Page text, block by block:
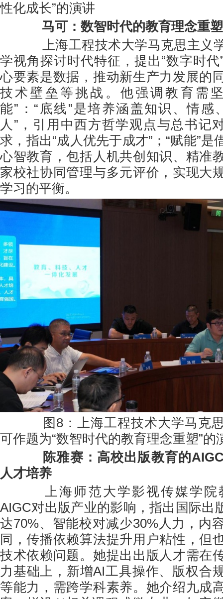
性化成长”的演讲
马可：数智时代的教育理念重塑
上海工程技术大学马克思主义
学视角探讨时代特征，提出“数字时
心要素是数据，推动新生产力发展的
技术壁垒等挑战。他强调教育需
能”：“底线”是培养涵盖知识、情感
人”，引用中西方哲学观点与总书记
求，指出“成人优先于成才”；“赋能”是
心智教育，包括人机共创知识、精准
家校社协同管理与多元评价，实现大
学习的平衡。
图8：上海工程技术大学马克思
可作题为“数智时代的教育理念重塑”的
陈雅赛：高校出版教育的
人才培养
上海师范大学影视传媒学院
AIGC对出版产业的影响，指出国际出
达70%、智能校对减少30%人力，内
同，传播依赖算法提升用户粘性，但
技术依赖问题。她提出出版人才需在
力基础上，新增AI工具操作、版权合
等能力，需跨学科素养。她介绍九成